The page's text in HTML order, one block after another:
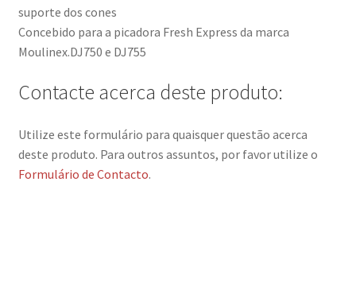
suporte dos cones
Concebido para a picadora Fresh Express da marca
Moulinex.DJ750 e DJ755
Contacte acerca deste produto:
Utilize este formulário para quaisquer questão acerca
deste produto. Para outros assuntos, por favor utilize o
Formulário de Contacto.